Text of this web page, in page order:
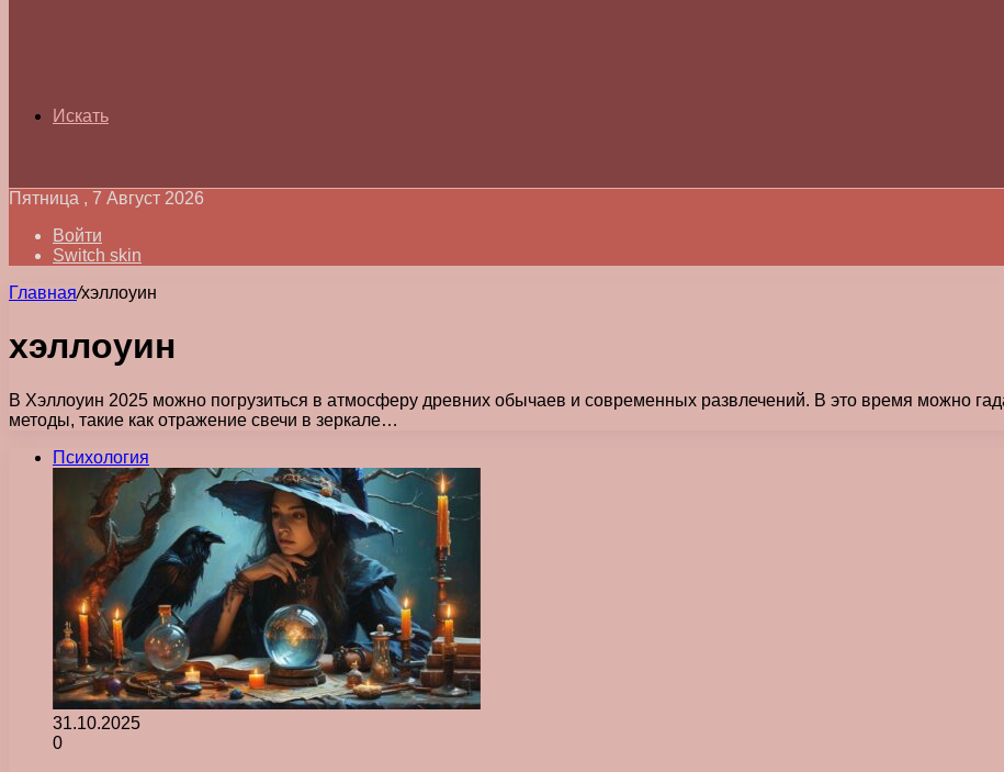
Искать
Пятница , 7 Август 2026
Войти
Switch skin
Главная/хэллоуин
хэллоуин
В Хэллоуин 2025 можно погрузиться в атмосферу древних обычаев и современных развлечений. В это время можно
методы, такие как отражение свечи в зеркале…
Психология
31.10.2025
0